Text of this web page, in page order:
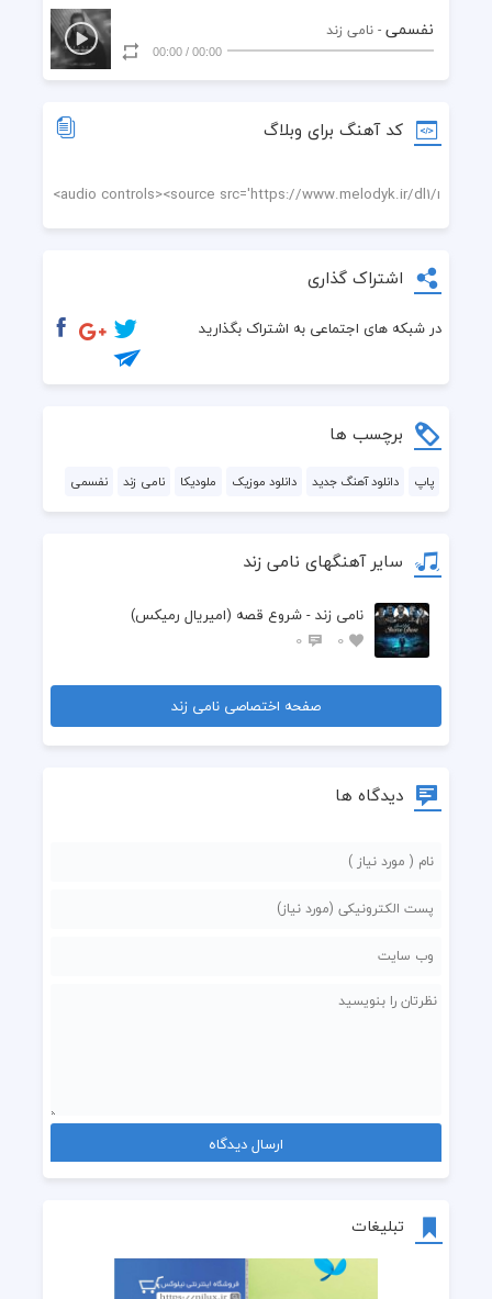
تبلیغات
میرم صد دفعه جلو آیینه ، منه پرو روبه رو تو سرم پایینه
پیش من فقط سر زبون داری یا همه جا اینه
فکر می کنم دنیا نباشه تو باشی بازم واسم می ارزه
شمع و گل و پروانه ای ندیدم خودم و هیچوقت تو عمرم
فقط بگو بردی چه جوری این قلب مغرور و تو یه لحظه
نفسمی - نامی زند
00:00
/
00:00
کد آهنگ برای وبلاگ
اشتراک گذاری
در شبکه های اجتماعی به اشتراک بگذارید
برچسب ها
پاپ دانلود آهنگ جدید دانلود موزیک ملودیکا نامی زند نفسمی
سایر آهنگهای نامی زند
نامی زند - شروع قصه (امیریال رمیکس)
0
0
صفحه اختصاصی نامی زند
دیدگاه ها